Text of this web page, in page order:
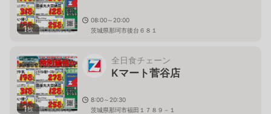
1枚
08:00～20:00
茨城県那珂市後台６８１
1枚
全日食チェーン
Kマート菅谷店
8:00～20:30
茨城県那珂市福田１７８９－１